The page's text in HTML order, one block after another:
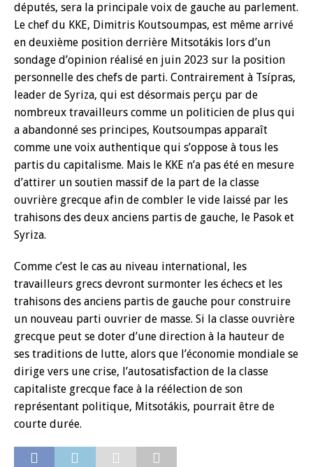
députés, sera la principale voix de gauche au parlement.
Le chef du KKE, Dimitris Koutsoumpas, est même arrivé
en deuxième position derrière Mitsotákis lors d’un
sondage d’opinion réalisé en juin 2023 sur la position
personnelle des chefs de parti. Contrairement à Tsípras,
leader de Syriza, qui est désormais perçu par de
nombreux travailleurs comme un politicien de plus qui
a abandonné ses principes, Koutsoumpas apparaît
comme une voix authentique qui s’oppose à tous les
partis du capitalisme. Mais le KKE n’a pas été en mesure
d’attirer un soutien massif de la part de la classe
ouvrière grecque afin de combler le vide laissé par les
trahisons des deux anciens partis de gauche, le Pasok et
Syriza.
Comme c’est le cas au niveau international, les
travailleurs grecs devront surmonter les échecs et les
trahisons des anciens partis de gauche pour construire
un nouveau parti ouvrier de masse. Si la classe ouvrière
grecque peut se doter d’une direction à la hauteur de
ses traditions de lutte, alors que l’économie mondiale se
dirige vers une crise, l’autosatisfaction de la classe
capitaliste grecque face à la réélection de son
représentant politique, Mitsotákis, pourrait être de
courte durée.